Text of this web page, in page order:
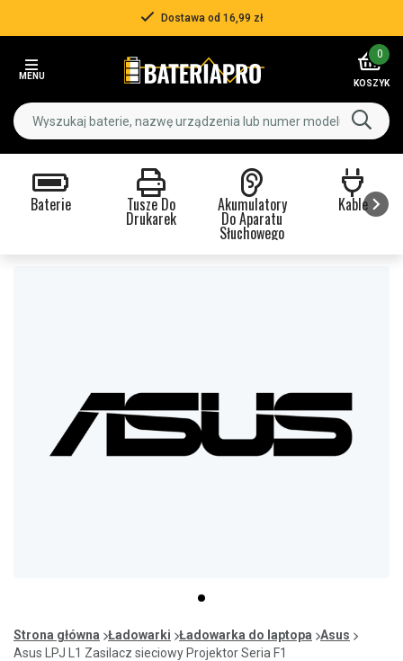
Dostawa od 16,99 zł
MENU
0
KOSZYK
Baterie Tusze Do
Drukarek
Akumulatory
Do Aparatu
Słuchowego
Kable
item
0
of
1
Strona główna Ładowarki Ładowarka do laptopa
Asus
Asus LPJ L1 Zasilacz sieciowy Projektor Seria F1